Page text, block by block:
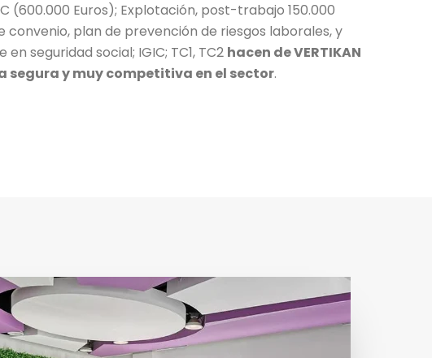
(600.000 Euros); Explotación, post-trabajo 150.000
convenio, plan de prevención de riesgos laborales, y
seguridad social; IGIC; TC1, TC2 hacen de VERTIKAN
segura y muy competitiva en el sector.